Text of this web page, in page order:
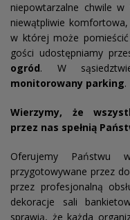
niepowtarzalne chwile
niewątpliwie komfortowa,
w której może
gości udostępniamy
ogród. W
monitorowany parking.
Wierzymy, że
przez nas spełnią
Oferujemy Państwu
przygotowywane przez
przez profesjonalną
dekoracje sali
sprawią, że każda